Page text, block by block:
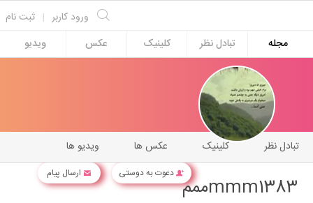
ثبت نام | ورود کاربر
مجله
تبادل نظر کلینیک عکس ویدیو
دعوت به دوستی ارسال پیام
ویدیو ها عکس ها کلینیک تبادل نظر
mmm1383ممم